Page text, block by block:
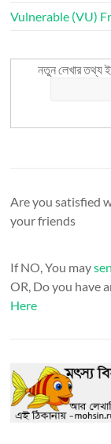
Vulnerable (VU)
নতুন লেখার তথ্য
Are you satisfied
your friends
If NO, You may
OR, Do you have
Here